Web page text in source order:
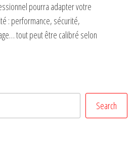
pourra adapter votre
: performance, sécurité,
tout peut être calibré selon
Search